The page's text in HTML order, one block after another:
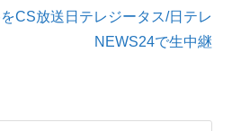
CS放送日テレジータス/日テレ
NEWS24で生中継